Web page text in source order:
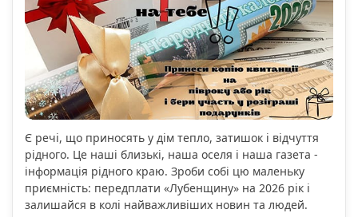
Є речі, що приносять у дім тепло, затишок і відчуття
рідного. Це наші близькі, наша оселя і наша газета -
інформація рідного краю. Зроби собі цю маленьку
приємність: передплати «Лубенщину» на 2026 рік і
залишайся в колі найважливіших новин та людей.